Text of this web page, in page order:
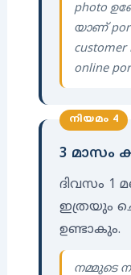
photo
യാണ്
online
നിയമം 4
3 മാസം
ദിവസം 1
ഇത്രയും
ഉണ്ടാകും.
നമ്മുടെ